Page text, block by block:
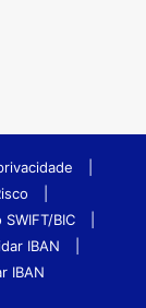
BIC
IBAN
IBAN